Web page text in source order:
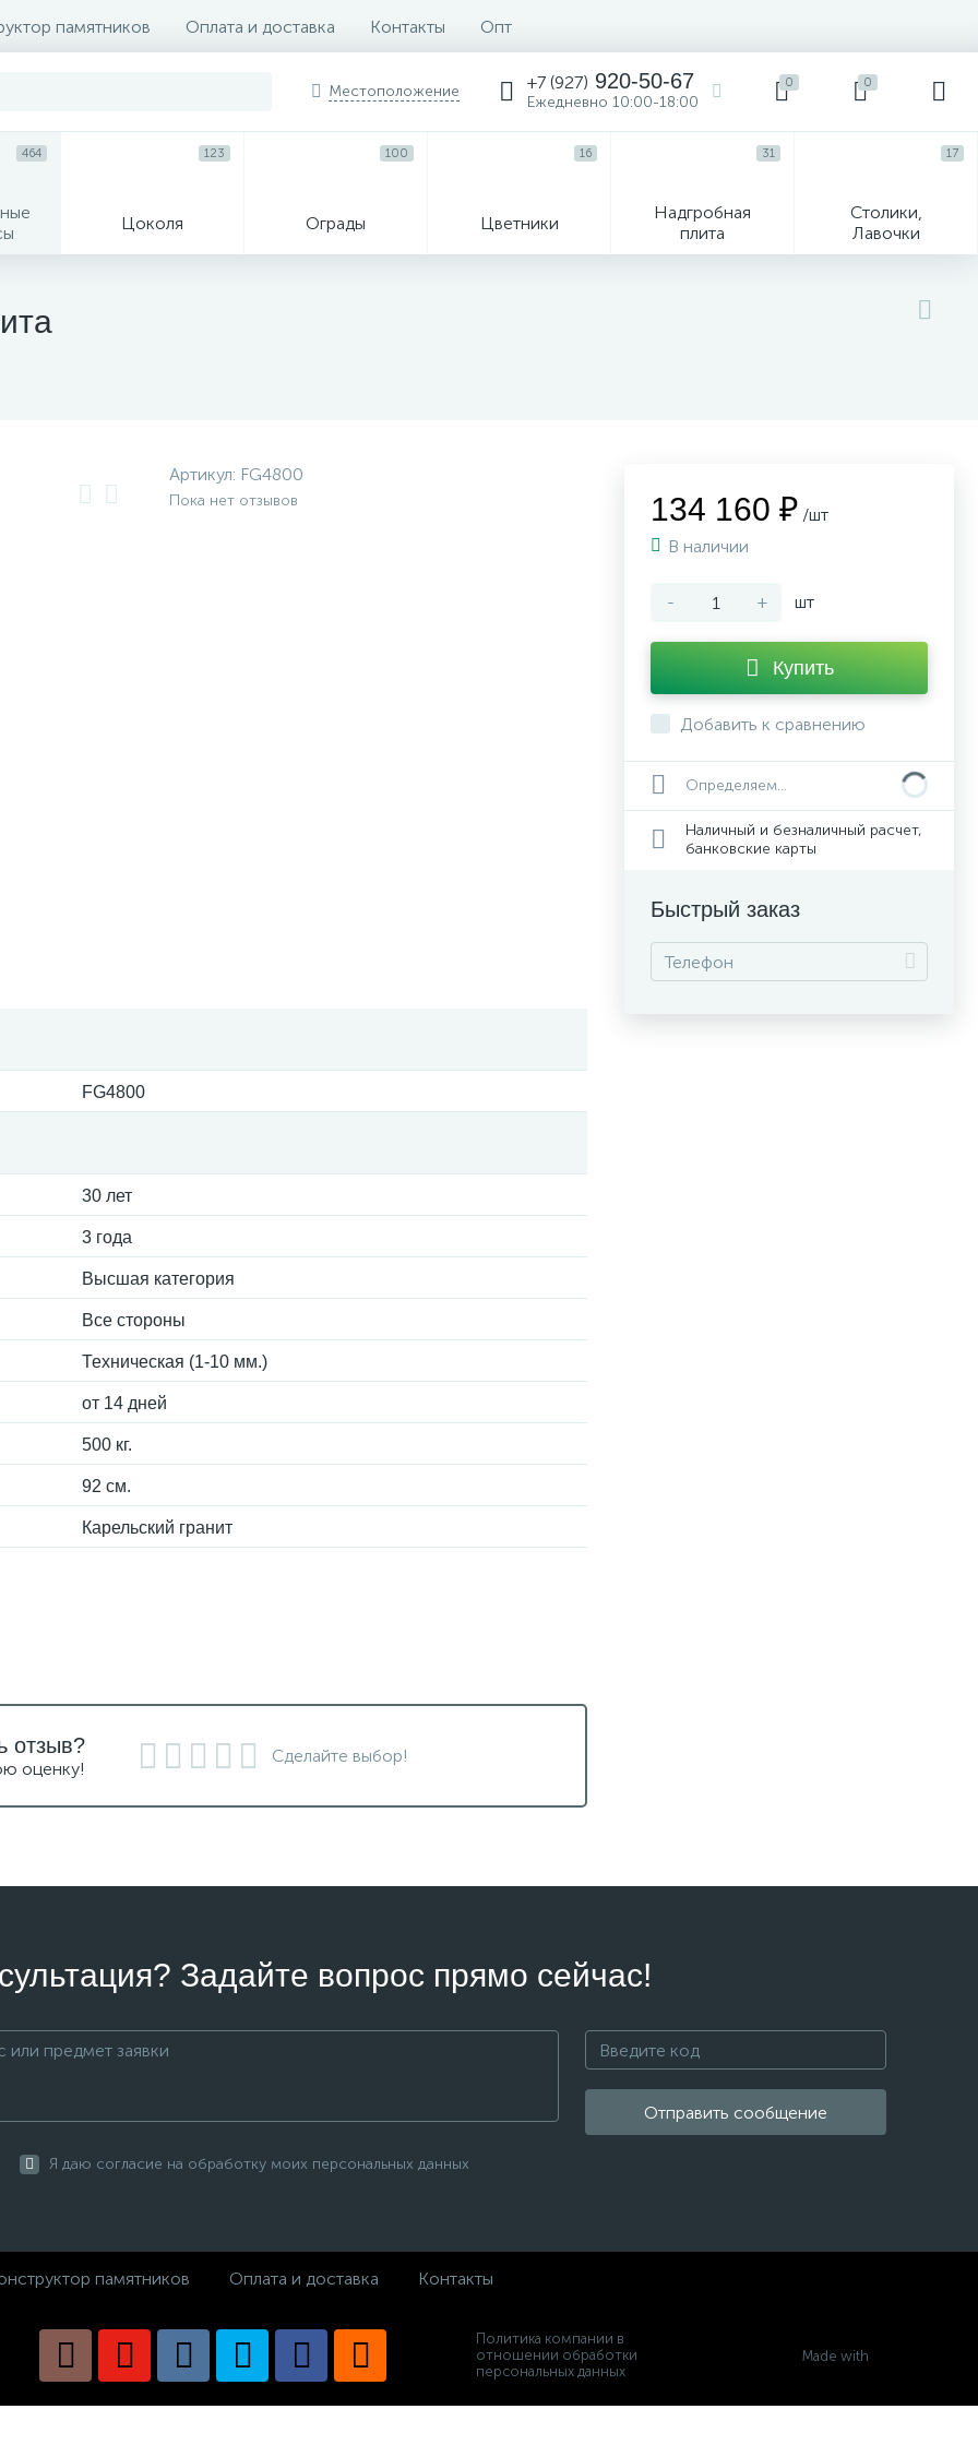
памятников Оплата и доставка Контакты Опт
Местоположение +7 (927) 920-50-67
Ежедневно 10:00-18:00
0 0
464
Цоколя
123
Ограды
100
Цветники
16
Надгробная
плита
31
Столики,
Лавочки
17
Артикул: FG4800
Пока нет отзывов
FG4800
30 лет
3 года
Высшая категория
Все стороны
Техническая (1-10 мм.)
от 14 дней
500 кг.
92 см.
Карельский гранит
134 160 ₽ /шт
В наличии
- + шт
Купить
Добавить к сравнению
Определяем...
Наличный и безналичный расчет,
банковские карты
Быстрый заказ
отзыв?
оценку!
Сделайте выбор!
Задайте вопрос прямо сейчас!
Отправить сообщение
Я даю согласие на обработку моих персональных данных
памятников Оплата и доставка Контакты
Политика компании в
отношении обработки
персональных данных
Made with